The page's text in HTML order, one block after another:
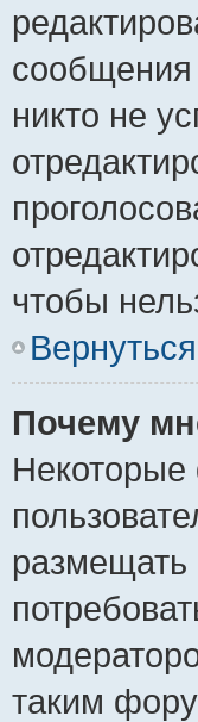
сообщения
никто не
чтобы
Почему
размещать
таким